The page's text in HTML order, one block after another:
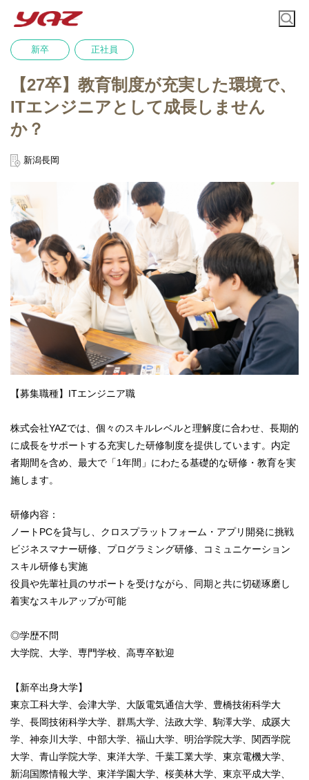
新卒 正社員
【27卒】教育制度が充実した環境で、
ITエンジニアとして成長しません
か？
新潟長岡
【募集職種】ITエンジニア職
株式会社YAZでは、個々のスキルレベルと理解度に合わせ、長期的
に成長をサポートする充実した研修制度を提供しています。内定
者期間を含め、最大で「1年間」にわたる基礎的な研修・教育を実
施します。
研修内容：
ノートPCを貸与し、クロスプラットフォーム・アプリ開発に挑戦
ビジネスマナー研修、プログラミング研修、コミュニケーション
スキル研修も実施
役員や先輩社員のサポートを受けながら、同期と共に切磋琢磨し
着実なスキルアップが可能
◎学歴不問
大学院、大学、専門学校、高専卒歓迎
【新卒出身大学】
東京工科大学、会津大学、大阪電気通信大学、豊橋技術科学大
学、長岡技術科学大学、群馬大学、法政大学、駒澤大学、成蹊大
学、神奈川大学、中部大学、福山大学、明治学院大学、関西学院
大学、青山学院大学、東洋大学、千葉工業大学、東京電機大学、
新潟国際情報大学、東洋学園大学、桜美林大学、東京平成大学、